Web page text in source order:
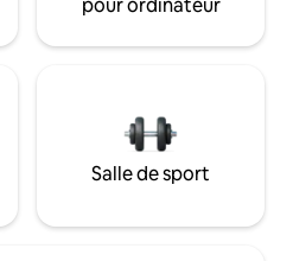
Salle de sport